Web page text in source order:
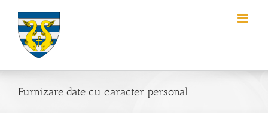
content
Furnizare date cu caracter personal